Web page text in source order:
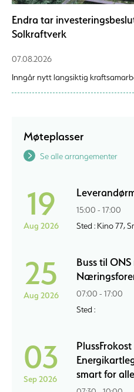
Endra tar
Solkraftverk
07.08.2026
Inngår nytt langsiktig
Møteplasser
Se alle arrangementer
19
Aug 2026
15:00 - 17:00
Sted : Kino 77,
25
Aug 2026
Buss til ONS
07:00 - 17:00
Sted :
03
Sep 2026
smart for alle